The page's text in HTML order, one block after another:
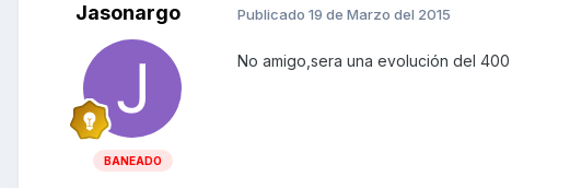
Jasonargo
BANEADO
Publicado 19 de Marzo del 2015
No amigo,sera una evolución del 400